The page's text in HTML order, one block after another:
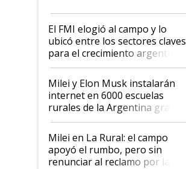
de Milei
El FMI elogió al campo y lo
ubicó entre los sectores claves
para el crecimiento argentino
Milei y Elon Musk instalarán
internet en 6000 escuelas
rurales de la Argentina gracias
a un acuerdo con Starlink
Milei en La Rural: el campo
apoyó el rumbo, pero sin
renunciar al reclamo por las